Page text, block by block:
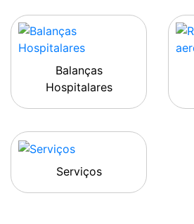
Balanças
Hospitalares
Serviços